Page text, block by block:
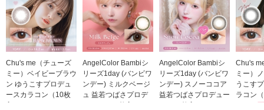
Chu's me（チューズ
ミー）ベイビーブラウ
ン ゆうこすプロデュ
ースカラコン（10枚
入り）
AngelColor Bambiシ
リーズ1day (バンビワ
ンデー) ミルクベージ
ュ 益若つばさプロデ
ュース（10枚入り）
AngelColor Bambiシ
リーズ1day (バンビワ
ンデー) スノーココア
益若つばさプロデュー
ス（10枚入り）
Chu's
ミー）
うこす
ラコン